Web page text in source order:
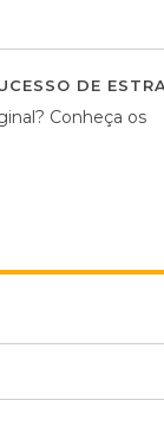
DE
Conheça os